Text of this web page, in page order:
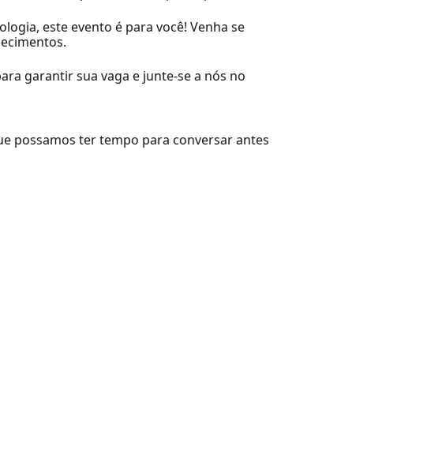
este evento é para você! Venha se
garantir sua vaga e junte-se a nós no
possamos ter tempo para conversar antes